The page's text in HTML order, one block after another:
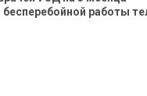
работы